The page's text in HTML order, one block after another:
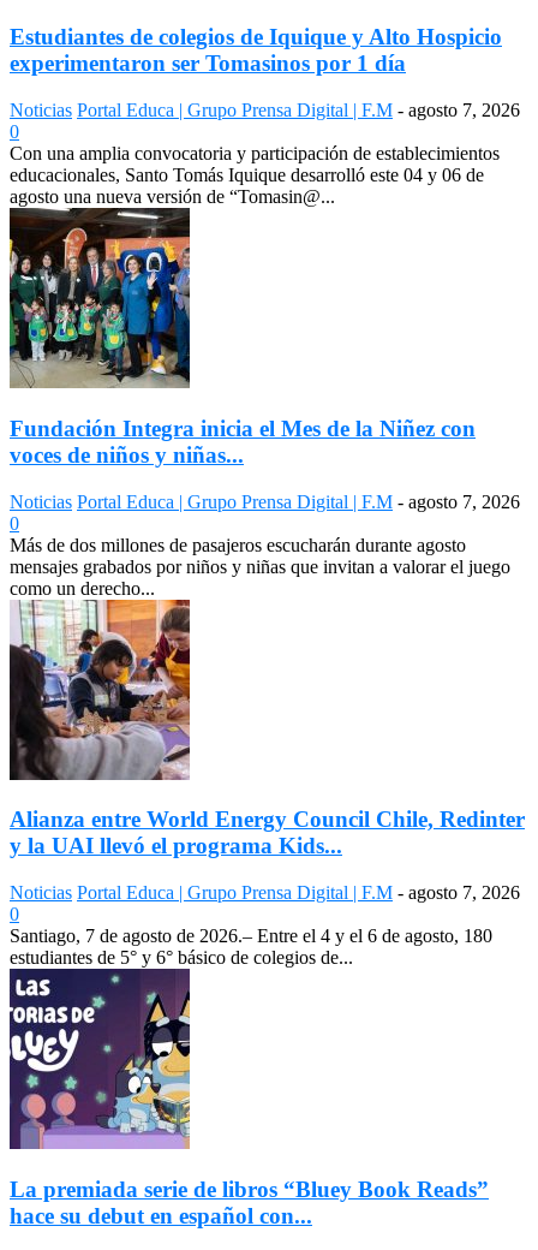
Estudiantes de colegios de Iquique y Alto Hospicio
experimentaron ser Tomasinos por 1 día
Noticias Portal Educa | Grupo Prensa Digital | F.M - agosto 7, 2026
0
Con una amplia convocatoria y participación de establecimientos
educacionales, Santo Tomás Iquique desarrolló este 04 y 06 de
agosto una nueva versión de “Tomasin@...
Fundación Integra inicia el Mes de la Niñez con
voces de niños y niñas...
Noticias Portal Educa | Grupo Prensa Digital | F.M - agosto 7, 2026
0
Más de dos millones de pasajeros escucharán durante agosto
mensajes grabados por niños y niñas que invitan a valorar el juego
como un derecho...
Alianza entre World Energy Council Chile, Redinter
y la UAI llevó el programa Kids...
Noticias Portal Educa | Grupo Prensa Digital | F.M - agosto 7, 2026
0
Santiago, 7 de agosto de 2026.– Entre el 4 y el 6 de agosto, 180
estudiantes de 5° y 6° básico de colegios de...
La premiada serie de libros “Bluey Book Reads”
hace su debut en español con...